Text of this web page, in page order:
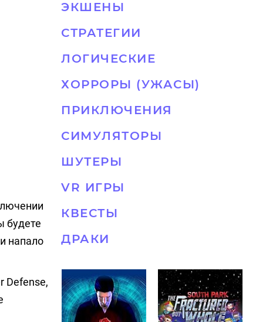
будете
напало
Defense,
ЭКШЕНЫ
СТРАТЕГИИ
ЛОГИЧЕСКИЕ
ХОРРОРЫ (УЖАСЫ)
ПРИКЛЮЧЕНИЯ
СИМУЛЯТОРЫ
ШУТЕРЫ
VR ИГРЫ
КВЕСТЫ
ДРАКИ